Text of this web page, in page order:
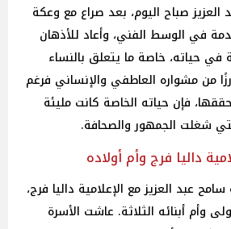
صباح اليوم، بعد صراع مع وعكة
في الوسط الفني، وأعاد للأذهان
في حياته، خاصة ما يتعلق بالنساء
من مشواره العاطفي والإنساني فرغم
فإن حياته الخاصة كانت مليئة
شغلت الجمهور والصحافة.
داليا فرج وأم أولاده
عبد العزيز مع الإعلامية داليا فرج،
وأم أبنائه الثلاثة. عاشت الأسرة